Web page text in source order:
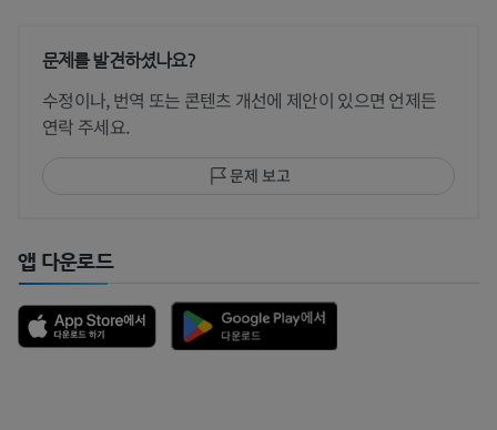
문제를 발견하셨나요?
수정이나, 번역 또는 콘텐츠 개선에 제안이 있으면 언제든
연락 주세요.
문제 보고
앱 다운로드